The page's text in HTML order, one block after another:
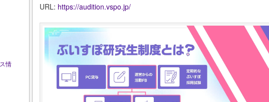
情
URL: https://audition.vspo.jp/